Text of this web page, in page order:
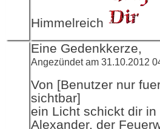
Himmelreich
Eine Gedenkkerze,
Angezündet am 31.10.2012
Von [Benutzer nur
sichtbar]
ein Licht schickt dir
Alexander, der